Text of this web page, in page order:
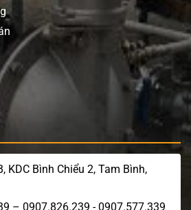
KDC Bình Chiểu 2, Tam Bình,
– 0907.826.239 - 0907.577.339